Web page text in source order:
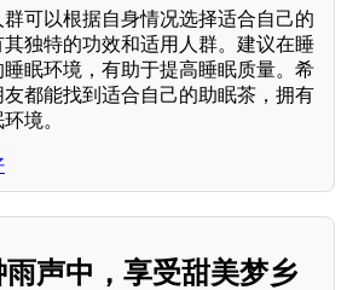
可以根据自身情况选择适合自己的
独特的功效和适用人群。建议在睡
眠环境，有助于提高睡眠质量。希
都能找到适合自己的助眠茶，拥有
境。
声中，享受甜美梦乡